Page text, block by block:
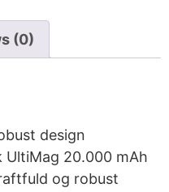
(0)
design
UltiMag 20.000 mAh
og robust